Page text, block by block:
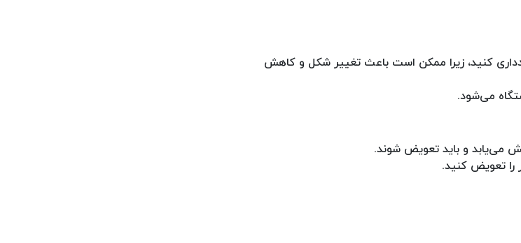
کنید، زیرا ممکن است باعث تغییر شکل و کاهش
می‌شود.
می‌یابد و باید تعویض شوند.